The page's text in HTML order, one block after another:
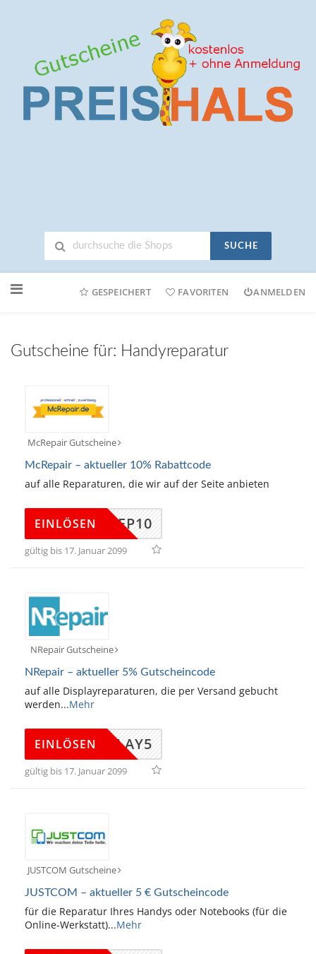
SUCHE
Online-
GESPEICHERT FAVORITEN ANMELDEN
Gutscheine für: Handyreparatur
McRepair Gutscheine
McRepair – aktueller 10% Rabattcode
auf alle Reparaturen, die wir auf der Seite anbieten
MCREP10
EINLÖSEN
gültig bis 17. Januar 2099
NRepair Gutscheine
NRepair – aktueller 5% Gutscheincode
auf alle Displayreparaturen, die per Versand gebucht
werden...Mehr
DISPLAY5
EINLÖSEN
gültig bis 17. Januar 2099
JUSTCOM Gutscheine
JUSTCOM – aktueller 5 € Gutscheincode
für die Reparatur Ihres Handys oder Notebooks (für die
Online-Werkstatt)...Mehr